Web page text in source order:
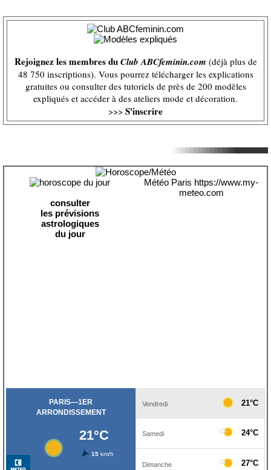
Rejoignez les membres duClub ABCfeminin.com (déjà plus de
48 750 inscriptions). Vous pourrez télécharger les explications
gratuites ou consulter des tutoriels de près de 200 modèles
expliqués et accéder à des ateliers mode et décoration.
>>> S'inscrire
consulter
les prévisions
astrologiques
du jour
Météo Paris https://www.my-
meteo.com